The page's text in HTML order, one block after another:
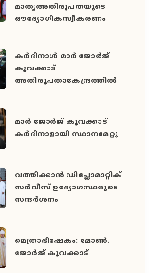
മാതൃഅതിരൂപതയുടെ
ഔദ്യോഗികസ്വീകരണം
കർദിനാൾ മാർ ജോർജ്
കൂവക്കാട്
അതിരൂപതാകേന്ദ്രത്തിൽ
മാർ ജോർജ് കൂവക്കാട്
കർദിനാളായി സ്ഥാനമേറ്റു
വത്തിക്കാൻ ഡിപ്ലോമാറ്റിക്
സർവീസ് ഉദ്യോഗസ്ഥരുടെ
സന്ദർശനം
മെത്രാഭിഷേകം: മോൺ.
ജോർജ് കൂവക്കാട്